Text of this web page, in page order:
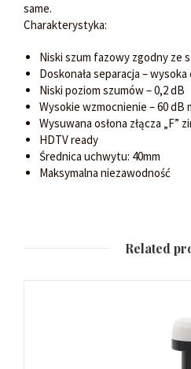
same.
Charakterystyka:
Niski szum fazowy zgodny ze
Doskonała separacja –
Niski poziom szumów – 0,2 dB
Wysokie wzmocnienie – 60 dB
Wysuwana osłona złącza „F”
HDTV ready
Średnica uchwytu: 40mm
Maksymalna niezawodność
Related